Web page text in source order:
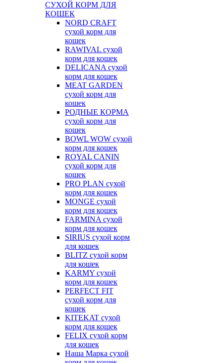
СУХОЙ КОРМ ДЛЯ
КОШЕК
NORD CRAFT
сухой корм для
кошек
RAWIVAL сухой
корм для кошек
DELICANA сухой
корм для кошек
MEAT GARDEN
сухой корм для
кошек
РОДНЫЕ КОРМА
сухой корм для
кошек
BOWL WOW сухой
корм для кошек
ROYAL CANIN
сухой корм для
кошек
PRO PLAN сухой
корм для кошек
MONGE сухой
корм для кошек
FARMINA сухой
корм для кошек
SIRIUS сухой корм
для кошек
BLITZ сухой корм
для кошек
KARMY сухой
корм для кошек
PERFECT FIT
сухой корм для
кошек
KITEKAT сухой
корм для кошек
FELIX сухой корм
для кошек
Наша Марка сухой